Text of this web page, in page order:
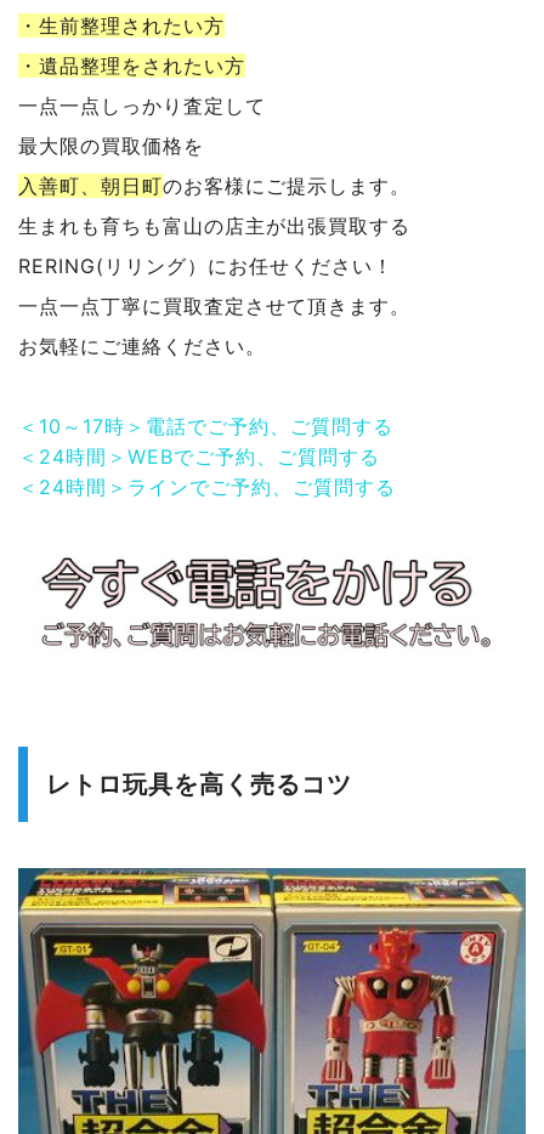
・生前整理されたい方
・遺品整理をされたい方
一点一点しっかり査定して
最大限の買取価格を
入善町、朝日町のお客様にご提示します。
生まれも育ちも富山の店主が出張買取する
RERING(リリング）にお任せください！
一点一点丁寧に買取査定させて頂きます。
お気軽にご連絡ください。
＜10～17時＞電話でご予約、ご質問する
＜24時間＞WEBでご予約、ご質問する
＜24時間＞ラインでご予約、ご質問する
レトロ玩具を高く売るコツ